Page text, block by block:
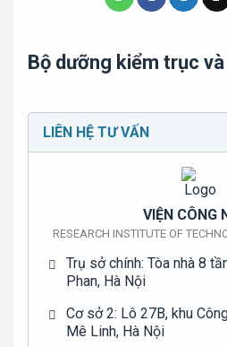
Bộ dưỡng kiểm trục
LIÊN HỆ TƯ VẤN
VIỆN CÔNG
RESEARCH INSTITUTE OF
Trụ sở chính: Tòa nhà 8
Phan, Hà Nội
Cơ sở 2: Lô 27B, khu
Mê Linh, Hà Nội